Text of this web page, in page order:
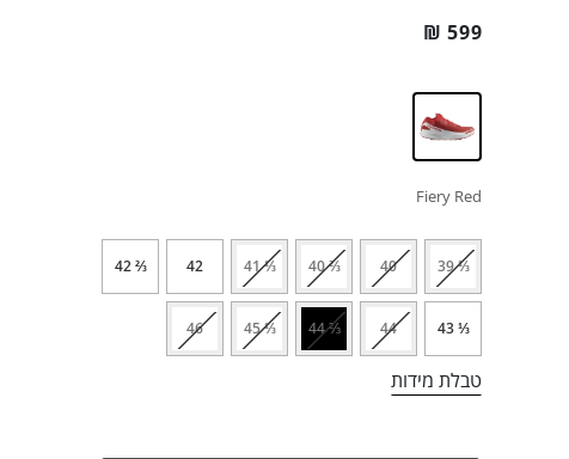
₪ 599
Fiery Red
⅓ 39
40
⅔ 40
⅓ 41
42
⅔ 42
⅓ 43
44
⅔ 44
⅓ 45
46
טבלת מידות